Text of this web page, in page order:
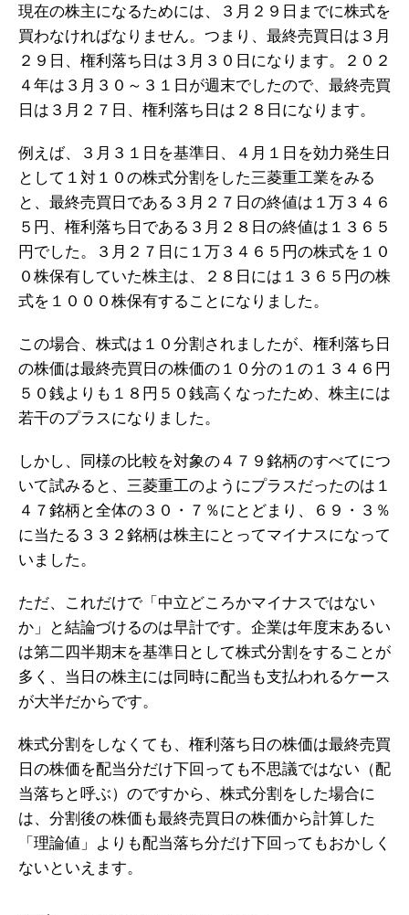
現在の株主になるためには、３月２９日までに株式を
買わなければなりません。つまり、最終売買日は３月
２９日、権利落ち日は３月３０日になります。２０２
４年は３月３０～３１日が週末でしたので、最終売買
日は３月２７日、権利落ち日は２８日になります。
例えば、３月３１日を基準日、４月１日を効力発生日
として１対１０の株式分割をした三菱重工業をみる
と、最終売買日である３月２７日の終値は１万３４６
５円、権利落ち日である３月２８日の終値は１３６５
円でした。３月２７日に１万３４６５円の株式を１０
０株保有していた株主は、２８日には１３６５円の株
式を１０００株保有することになりました。
この場合、株式は１０分割されましたが、権利落ち日
の株価は最終売買日の株価の１０分の１の１３４６円
５０銭よりも１８円５０銭高くなったため、株主には
若干のプラスになりました。
しかし、同様の比較を対象の４７９銘柄のすべてにつ
いて試みると、三菱重工のようにプラスだったのは１
４７銘柄と全体の３０・７％にとどまり、６９・３％
に当たる３３２銘柄は株主にとってマイナスになって
いました。
ただ、これだけで「中立どころかマイナスではない
か」と結論づけるのは早計です。企業は年度末あるい
は第二四半期末を基準日として株式分割をすることが
多く、当日の株主には同時に配当も支払われるケース
が大半だからです。
株式分割をしなくても、権利落ち日の株価は最終売買
日の株価を配当分だけ下回っても不思議ではない（配
当落ちと呼ぶ）のですから、株式分割をした場合に
は、分割後の株価も最終売買日の株価から計算した
「理論値」よりも配当落ち分だけ下回ってもおかしく
ないといえます。